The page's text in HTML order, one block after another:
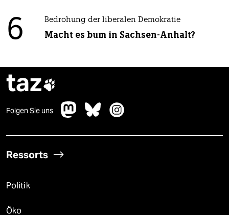
6 Bedrohung der liberalen Demokratie
Macht es bum in Sachsen-Anhalt?
taz
Folgen Sie uns
Ressorts
Politik
Öko